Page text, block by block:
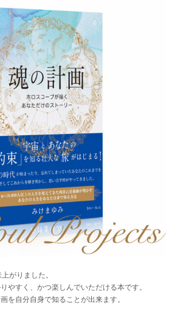
がりました。
やすく、かつ楽しんでいただける本です。
を自分自身で知ることが出来ます。